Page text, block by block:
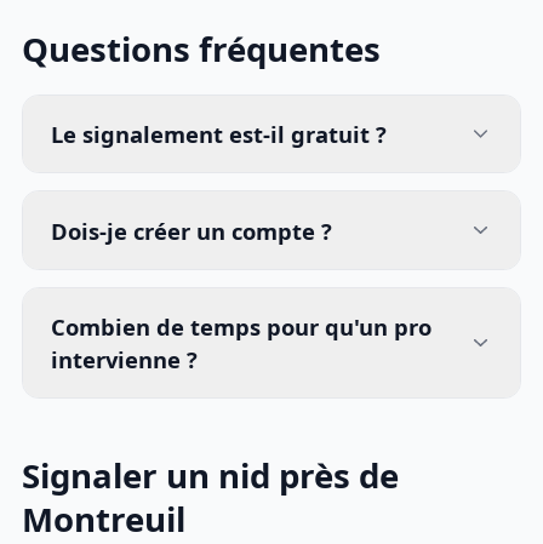
Questions fréquentes
Le signalement est-il gratuit ?
Dois-je créer un compte ?
Combien de temps pour qu'un pro
intervienne ?
Signaler un nid près de
Montreuil